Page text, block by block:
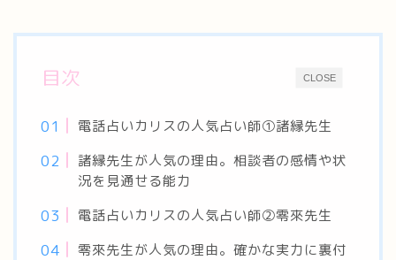
CLOSE
目次
電話占いカリスの人気占い師①諸縁先生
諸縁先生が人気の理由。相談者の感情や状
況を見通せる能力
電話占いカリスの人気占い師②零來先生
零來先生が人気の理由。確かな実力に裏付